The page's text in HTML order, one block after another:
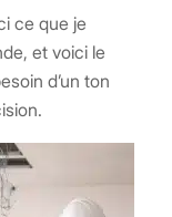
ce que je
et voici le
d’un ton